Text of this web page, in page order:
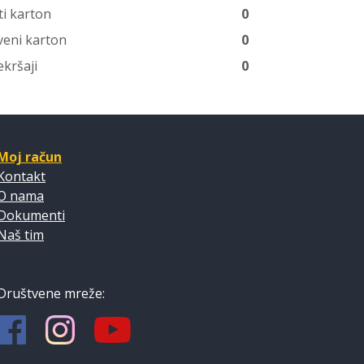
karton
0
karton
0
0
račun
nama
tim
mreže: